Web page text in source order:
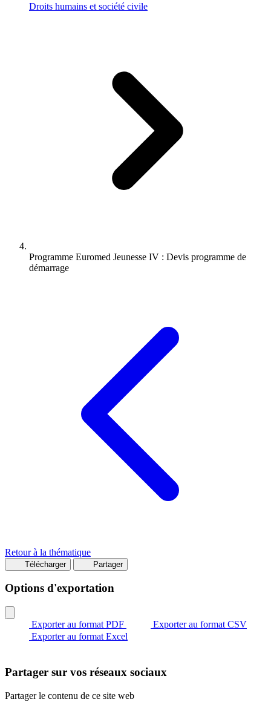
Droits humains et société civile
Programme Euromed Jeunesse IV : Devis programme de
démarrage
Retour à la thématique
Télécharger Partager
Options d'exportation
Exporter au format PDF
Exporter au format CSV
Exporter au format Excel
Partager sur vos réseaux sociaux
Partager le contenu de ce site web